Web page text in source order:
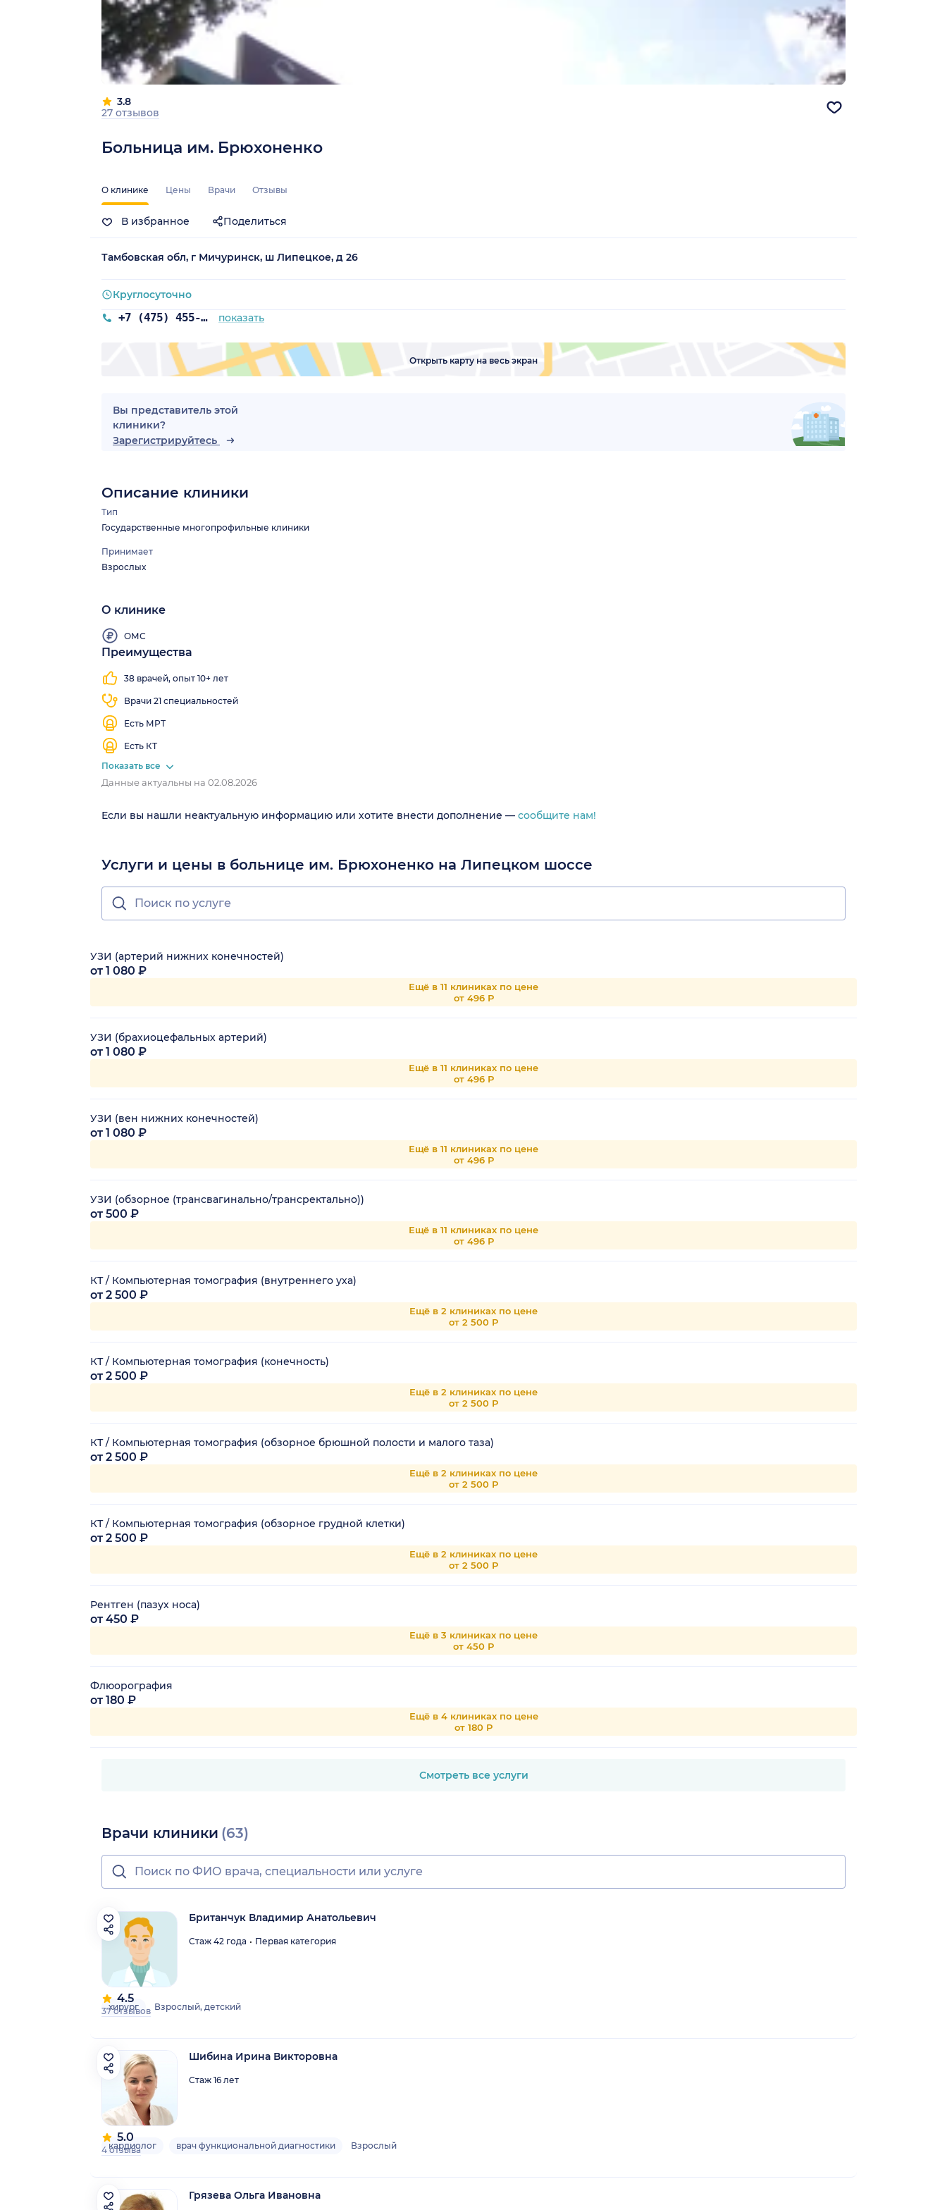
Больница им. Брюхоненко
3.8
27 отзывов
О клинике Цены Врачи Отзывы
В избранное Поделиться
Тамбовская обл, г Мичуринск, ш Липецкое, д 26
+7 (475) 455-30-18 показать
Круглосуточно
Открыть карту на весь экран
Вы представитель этой
клиники?
Зарегистрируйтесь
Описание клиники
Тип
Государственные многопрофильные клиники
Принимает
Взрослых
О клинике
ОМС
Преимущества
38 врачей, опыт 10+ лет
Врачи 21 специальностей
Есть МРТ
Есть КТ
круглосуточно
Показать все
Данные актуальны на 02.08.2026
Если вы нашли неактуальную информацию или хотите внести дополнение — сообщите нам!
Услуги и цены в больнице им. Брюхоненко на Липецком шоссе
УЗИ (артерий нижних конечностей)
от 1 080 ₽
Ещё в 11 клиниках по цене
от 496 Р
УЗИ (брахиоцефальных артерий)
от 1 080 ₽
Ещё в 11 клиниках по цене
от 496 Р
УЗИ (вен нижних конечностей)
от 1 080 ₽
Ещё в 11 клиниках по цене
от 496 Р
УЗИ (обзорное (трансвагинально/трансректально))
от 500 ₽
Ещё в 11 клиниках по цене
от 496 Р
КТ / Компьютерная томография (внутреннего уха)
от 2 500 ₽
Ещё в 2 клиниках по цене
от 2 500 Р
КТ / Компьютерная томография (конечность)
от 2 500 ₽
Ещё в 2 клиниках по цене
от 2 500 Р
КТ / Компьютерная томография (обзорное брюшной полости и малого таза)
от 2 500 ₽
Ещё в 2 клиниках по цене
от 2 500 Р
КТ / Компьютерная томография (обзорное грудной клетки)
от 2 500 ₽
Ещё в 2 клиниках по цене
от 2 500 Р
Рентген (пазух носа)
от 450 ₽
Ещё в 3 клиниках по цене
от 450 Р
Флюорография
от 180 ₽
Ещё в 4 клиниках по цене
от 180 Р
Смотреть все услуги
Врачи клиники (63)
4.5
37 отзывов
Британчук Владимир Анатольевич
Стаж 42 года Первая категория
хирург Взрослый, детский
5.0
4 отзыва
Шибина Ирина Викторовна
Стаж 16 лет
кардиолог врач функциональной диагностики Взрослый
Грязева Ольга Ивановна